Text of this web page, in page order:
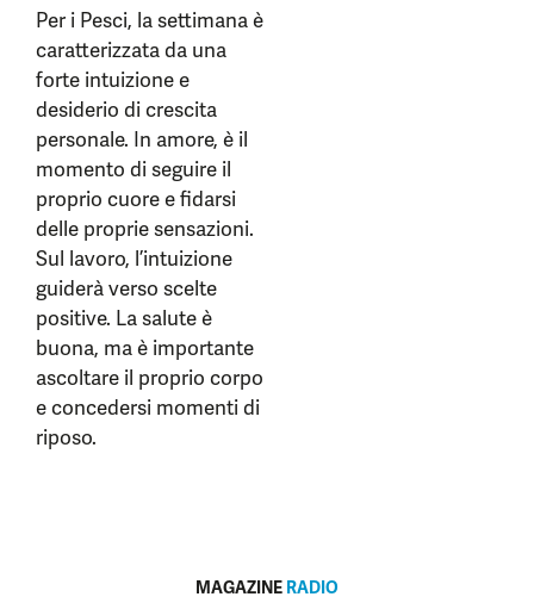
Per i Pesci, la settimana è
caratterizzata da una
forte intuizione e
desiderio di crescita
personale. In amore, è il
momento di seguire il
proprio cuore e fidarsi
delle proprie sensazioni.
Sul lavoro, l’intuizione
guiderà verso scelte
positive. La salute è
buona, ma è importante
ascoltare il proprio corpo
e concedersi momenti di
riposo.
MAGAZINE RADIO